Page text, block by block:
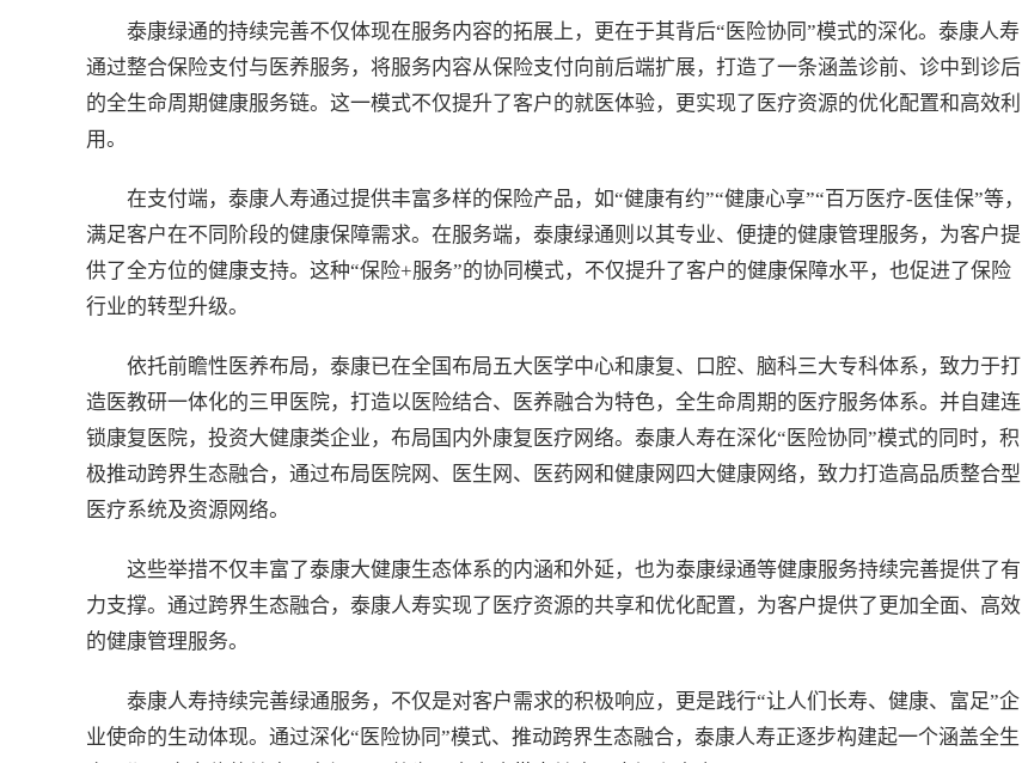
泰康绿通的持续完善不仅体现在服务内容的拓展上，更在于其背后“医险协同”模式的深化。泰康人寿
通过整合保险支付与医养服务，将服务内容从保险支付向前后端扩展，打造了一条涵盖诊前、诊中到诊后
的全生命周期健康服务链。这一模式不仅提升了客户的就医体验，更实现了医疗资源的优化配置和高效利
用。
在支付端，泰康人寿通过提供丰富多样的保险产品，如“健康有约”“健康心享”“百万医疗-医佳保”等，
满足客户在不同阶段的健康保障需求。在服务端，泰康绿通则以其专业、便捷的健康管理服务，为客户提
供了全方位的健康支持。这种“保险+服务”的协同模式，不仅提升了客户的健康保障水平，也促进了保险
行业的转型升级。
依托前瞻性医养布局，泰康已在全国布局五大医学中心和康复、口腔、脑科三大专科体系，致力于打
造医教研一体化的三甲医院，打造以医险结合、医养融合为特色，全生命周期的医疗服务体系。并自建连
锁康复医院，投资大健康类企业，布局国内外康复医疗网络。泰康人寿在深化“医险协同”模式的同时，积
极推动跨界生态融合，通过布局医院网、医生网、医药网和健康网四大健康网络，致力打造高品质整合型
医疗系统及资源网络。
这些举措不仅丰富了泰康大健康生态体系的内涵和外延，也为泰康绿通等健康服务持续完善提供了有
力支撑。通过跨界生态融合，泰康人寿实现了医疗资源的共享和优化配置，为客户提供了更加全面、高效
的健康管理服务。
泰康人寿持续完善绿通服务，不仅是对客户需求的积极响应，更是践行“让人们长寿、健康、富足”企
业使命的生动体现。通过深化“医险协同”模式、推动跨界生态融合，泰康人寿正逐步构建起一个涵盖全生